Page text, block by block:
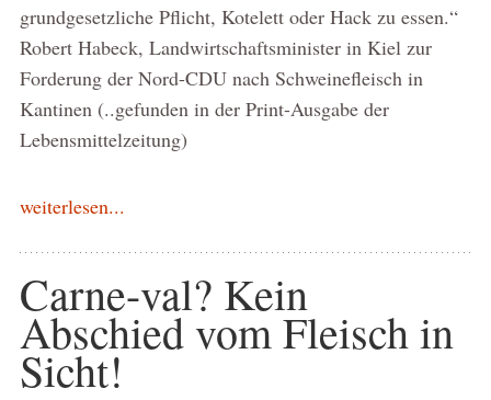
grundgesetzliche Pflicht, Kotelett oder Hack zu essen.“
Robert Habeck, Landwirtschaftsminister in Kiel zur
Forderung der Nord-CDU nach Schweinefleisch in
Kantinen (..gefunden in der Print-Ausgabe der
Lebensmittelzeitung)
weiterlesen...
Carne-val? Kein
Abschied vom Fleisch in
Sicht!